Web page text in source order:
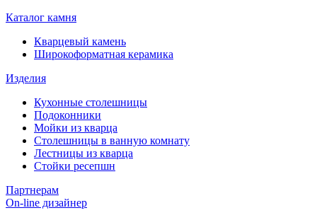
Каталог камня
Кварцевый камень
Широкоформатная керамика
Изделия
Кухонные столешницы
Подоконники
Мойки из кварца
Столешницы в ванную комнату
Лестницы из кварца
Стойки ресепшн
Партнерам
On-line дизайнер